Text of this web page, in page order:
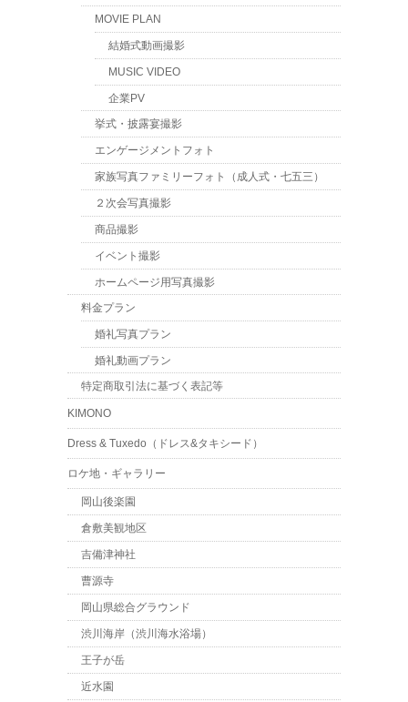
MOVIE PLAN
結婚式動画撮影
MUSIC VIDEO
企業PV
挙式・披露宴撮影
エンゲージメントフォト
家族写真ファミリーフォト（成人式・七五三）
２次会写真撮影
商品撮影
イベント撮影
ホームページ用写真撮影
料金プラン
婚礼写真プラン
婚礼動画プラン
特定商取引法に基づく表記等
KIMONO
Dress & Tuxedo（ドレス&タキシード）
ロケ地・ギャラリー
岡山後楽園
倉敷美観地区
吉備津神社
曹源寺
岡山県総合グラウンド
渋川海岸（渋川海水浴場）
王子が岳
近水園